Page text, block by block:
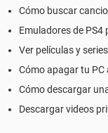
Cómo buscar
Emuladores de PS4
Ver películas y
Cómo apagar tu
Cómo descargar
Descargar videos